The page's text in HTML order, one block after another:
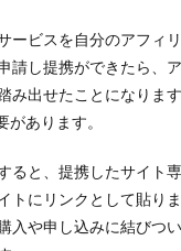
ービスを自分のアフィ
請し提携ができたら、
み出せたことになりま
があります。
ると、提携したサイト
トにリンクとして貼り
入や申し込みに結びつ